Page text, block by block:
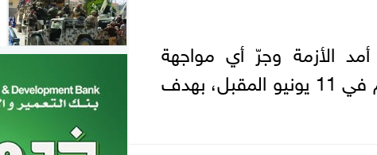
الأزمة وجرّ أي مواجهة
عسكرية إلى ما بعد انطلاق كأس العالم في 11 يونيو المقبل، بهدف